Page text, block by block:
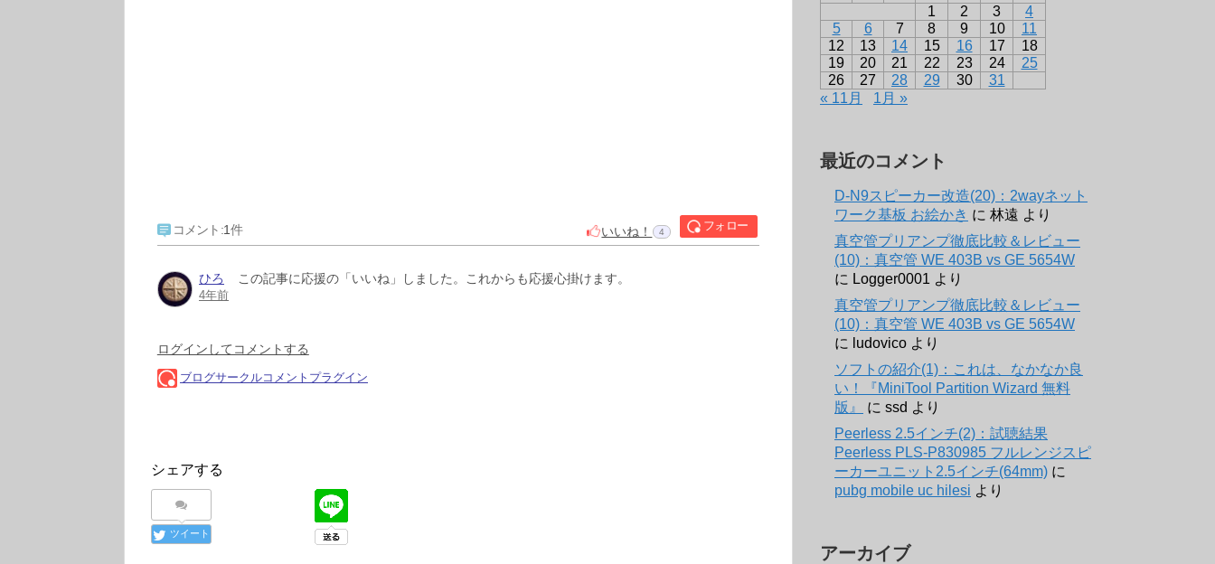
シェアする
ツイート
1
2 3
4
5
6 7 8 9 10
11
12
13 14 15 16 17
18
19
20 21 22 23 24
25
26
27 28 29 30
31
« 11月
1月 »
最近のコメント
D-N9スピーカー改造(20)：2wayネット
ワーク基板 お絵かき に 林遠 より
真空管プリアンプ徹底比較＆レビュー
(10)：真空管 WE 403B vs GE 5654W
に Logger0001 より
真空管プリアンプ徹底比較＆レビュー
(10)：真空管 WE 403B vs GE 5654W
に
ludovico より
ソフトの紹介(1)：これは、なかなか良
い！『MiniTool Partition Wizard 無料
版』
に ssd より
Peerless 2.5インチ(2)：試聴結果
Peerless PLS-P830985 フルレンジスピ
ーカーユニット2.5インチ(64mm) に
pubg mobile uc hilesi より
アーカイブ